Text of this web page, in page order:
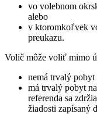
vo volebnom
alebo
v ktoromkoľvek
preukazu.
Volič môže voliť mimo
nemá trvalý
má trvalý pobyt
referenda sa
žiadosti zapísaný